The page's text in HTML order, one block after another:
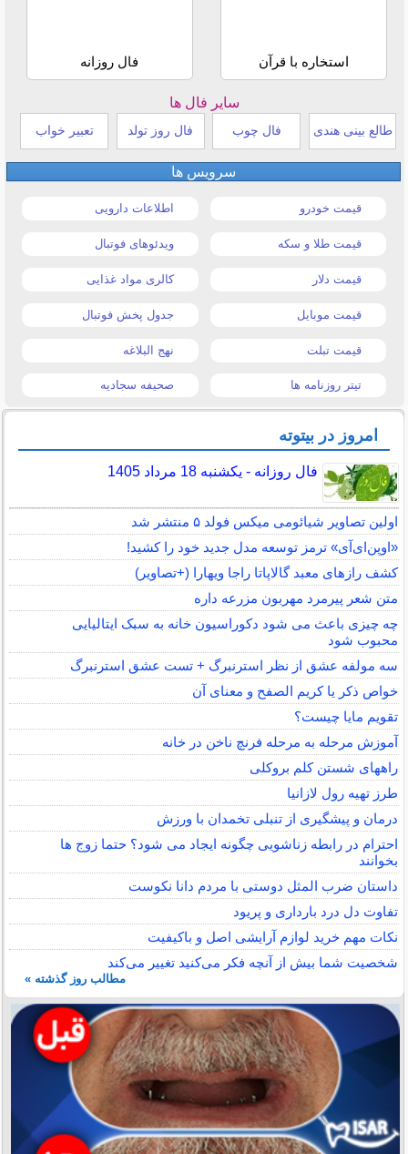
استخاره با قرآن فال روزانه
سایر فال ها
طالع بینی هندی فال چوب فال روز تولد تعبیر خواب
سرویس ها
قیمت خودرو اطلاعات دارویی
قیمت طلا و سکه ویدئوهای فوتبال
قیمت دلار کالری مواد غذایی
قیمت موبایل جدول پخش فوتبال
قیمت تبلت نهج البلاغه
تیتر روزنامه ها صحیفه سجادیه
امروز در بیتوته
فال روزانه - یکشنبه 18 مرداد 1405
اولین تصاویر شیائومی میکس فولد ۵ منتشر شد
«اوپن‌ای‌آی» ترمز توسعه مدل جدید خود را کشید!
کشف رازهای معبد گالاپاتا راجا ویهارا (+تصاویر)
متن شعر پیرمرد مهربون مزرعه داره
چه چیزی باعث می شود دکوراسیون خانه به سبک ایتالیایی
محبوب شود
سه مولفه عشق از نظر استرنبرگ + تست عشق استرنبرگ
خواص ذکر یا کریم الصفح و معنای آن
تقویم مایا چیست؟
آموزش مرحله به مرحله فرنچ ناخن در خانه
راههای شستن کلم بروکلی
طرز تهیه رول لازانیا
درمان و پیشگیری از تنبلی تخمدان با ورزش
احترام در رابطه زناشویی چگونه ایجاد می شود؟ حتما زوج ها
بخوانند
داستان ضرب المثل دوستی با مردم دانا نكوست
تفاوت دل درد بارداری و پریود
نکات مهم خرید لوازم آرایشی اصل و باکیفیت
شخصیت شما بیش از آنچه فکر می‌کنید تغییر می‌کند
مطالب روز گذشته »